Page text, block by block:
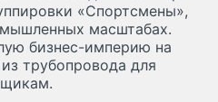
«Спортсмены»,
масштабах.
бизнес-империю на
трубопровода для